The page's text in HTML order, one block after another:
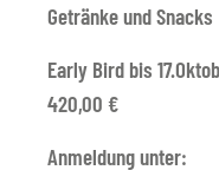
Getränke und Snacks
Early Bird bis
420,00 €
Anmeldung unter: